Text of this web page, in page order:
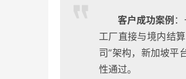
客户成功案例
工厂直接与境内结
司”架构，新加坡平
性通过。